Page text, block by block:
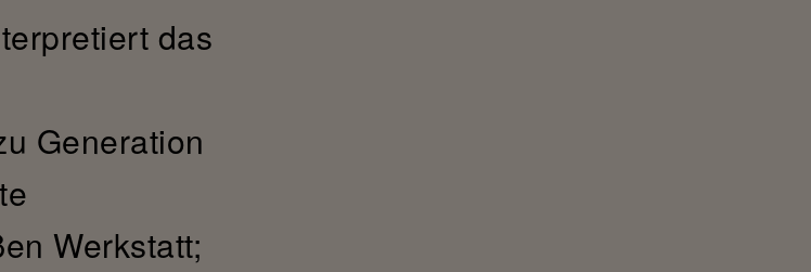
das
Generation
Werkstatt;